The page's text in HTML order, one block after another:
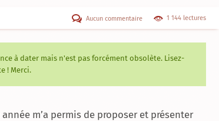
Aucun commentaire 1 144 lectures
à dater mais n'est pas forcément obsolète. Lisez-
! Merci.
m’a permis de proposer et présenter